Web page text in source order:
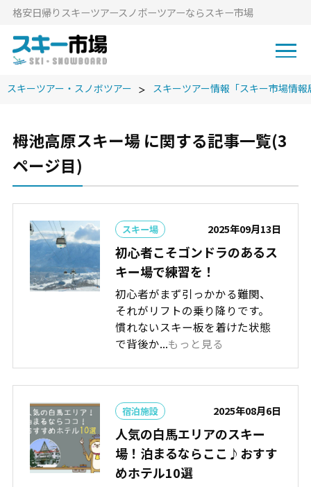
格安⽇帰りスキーツアースノボーツアーならスキー市場
スキーツアー・スノボツアー スキーツアー情報「スキー市場情報
栂池高原スキー場 に関する記事一覧(3
ページ目)
スキー場 2025年09月13日
初心者こそゴンドラのあるス
キー場で練習を！
初心者がまず引っかかる難関、
それがリフトの乗り降りです。
慣れないスキー板を着けた状態
で背後か...もっと見る
宿泊施設 2025年08月6日
人気の白馬エリアのスキー
場！泊まるならここ♪おすす
めホテル10選